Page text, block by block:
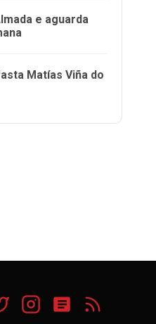
e aguarda
Matías Viña do